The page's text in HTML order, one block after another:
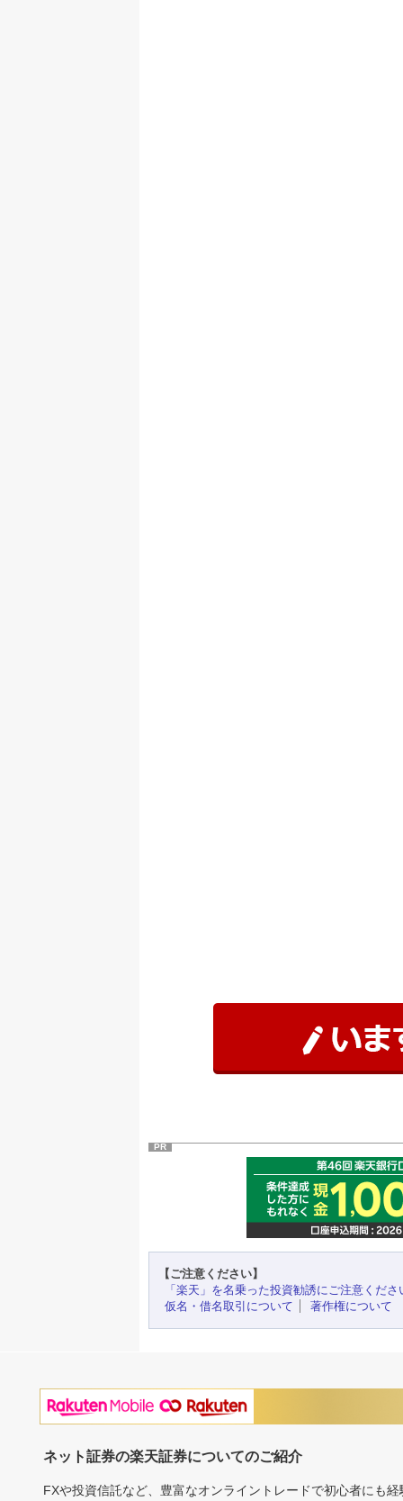
PR
【ご注意ください】
「楽天」を名乗った投資勧誘にご注意くださ
仮名・借名取引について
著作権について
ネット証券の楽天証券についてのご紹介
FXや投資信託など、豊富なオンライントレードで初心者にも